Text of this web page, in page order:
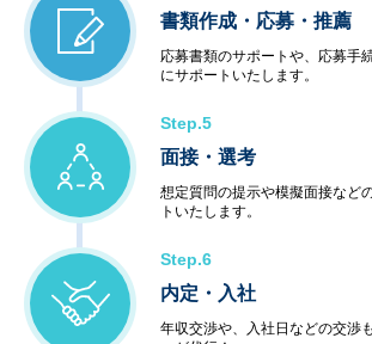
書類作成・応募・推薦
応募書類のサポートや、応募手
にサポートいたします。
Step.5
面接・選考
想定質問の提示や模擬面接など
トいたします。
Step.6
内定・入社
年収交渉や、入社日などの交渉